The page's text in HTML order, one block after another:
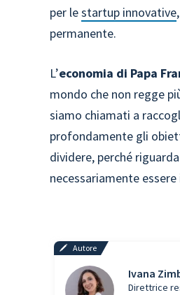
per lestartup innovative
permanente.
L’economia di Papa
mondo che non regge
siamo chiamati a
profondamente gli
dividere, perché
necessariamente
Autore
Ivana
Direttrice